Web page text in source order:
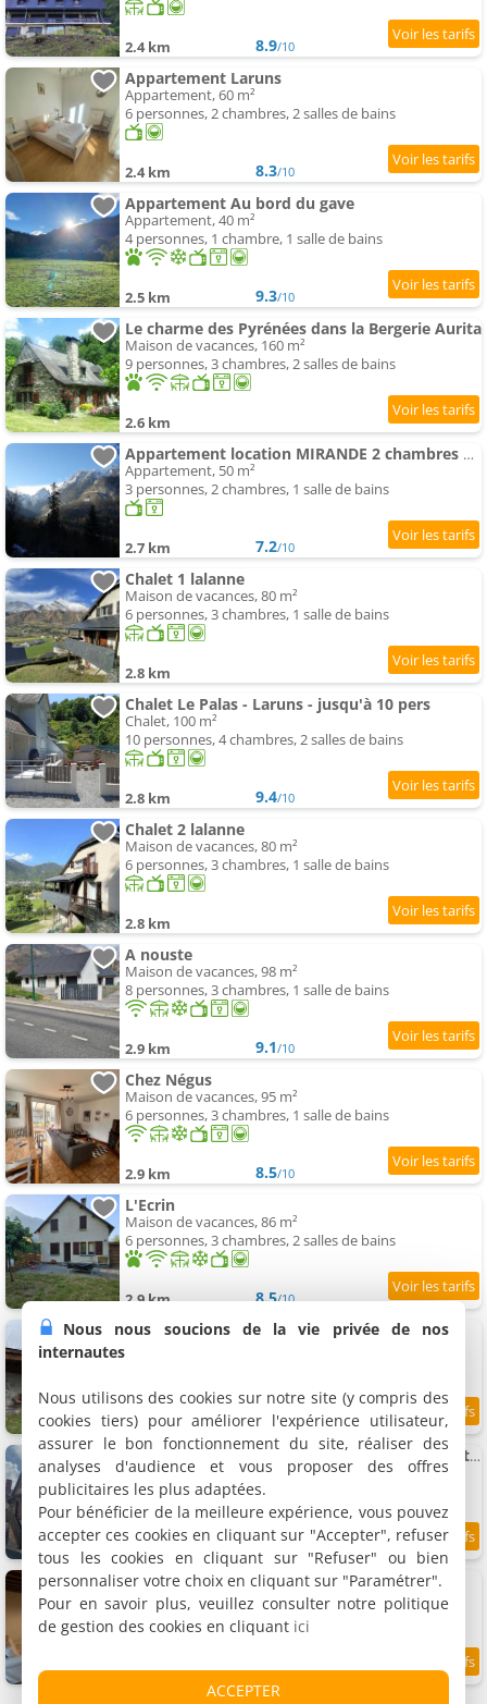
2.4 km 8.9/10
Appartement Laruns
Appartement, 60 m²
6 personnes, 2 chambres, 2 salles de bains
2.4 km 8.3/10
Appartement Au bord du gave
Appartement, 40 m²
4 personnes, 1 chambre, 1 salle de bains
2.5 km 9.3/10
Le charme des Pyrénées dans la Bergerie Aurita
Maison de vacances, 160 m²
9 personnes, 3 chambres, 2 salles de bains
2.6 km
Appartement location MIRANDE 2 chambres 4 couchages 9 quartier Pon
Appartement, 50 m²
3 personnes, 2 chambres, 1 salle de bains
2.7 km 7.2/10
Chalet 1 lalanne
Maison de vacances, 80 m²
6 personnes, 3 chambres, 1 salle de bains
2.8 km
Chalet Le Palas - Laruns - jusqu'à 10 pers
Chalet, 100 m²
10 personnes, 4 chambres, 2 salles de bains
2.8 km 9.4/10
Chalet 2 lalanne
Maison de vacances, 80 m²
6 personnes, 3 chambres, 1 salle de bains
2.8 km
A nouste
Maison de vacances, 98 m²
8 personnes, 3 chambres, 1 salle de bains
2.9 km 9.1/10
Chez Négus
Maison de vacances, 95 m²
6 personnes, 3 chambres, 1 salle de bains
2.9 km 8.5/10
L'Ecrin
Maison de vacances, 86 m²
6 personnes, 3 chambres, 2 salles de bains
2.9 km 8.5/10
Appartement - Laruns
3 km 9.8/10
Appartement Cocoon avec jardin et vue montagne
Appartement, 70 m²
4 personnes, 2 chambres, 1 salle de bains
3 km 8.5
La maison de Garance
Maison de vacances, 200 m²
14 personnes, 4 chambres, 3 salles de bains
3 km 9/10
Nous nous soucions de la vie privée de nos
internautes
Nous utilisons des cookies sur notre site (y compris des
cookies tiers) pour améliorer l'expérience utilisateur,
assurer le bon fonctionnement du site, réaliser des
analyses d'audience et vous proposer des offres
publicitaires les plus adaptées.
Pour bénéficier de la meilleure expérience, vous pouvez
accepter ces cookies en cliquant sur "Accepter", refuser
tous les cookies en cliquant sur "Refuser" ou bien
personnaliser votre choix en cliquant sur "Paramétrer".
Pour en savoir plus, veuillez consulter notre politique
de gestion des cookies en cliquant ici
ACCEPTER